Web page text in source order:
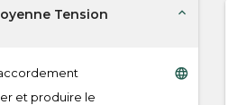
Tension
expand_less
language
et produire le